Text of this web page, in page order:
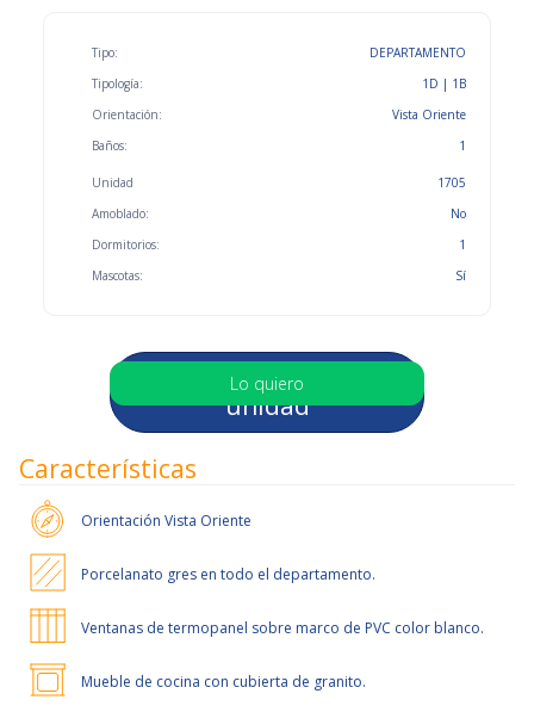
Tipo:
Tipología:
Orientación:
Baños:
DEPARTAMENTO
1D | 1B
Vista Oriente
1
Unidad
Amoblado:
Dormitorios:
Mascotas:
1705
No
1
Sí
Selecciona otra
unidad
Lo quiero
Características
Orientación Vista Oriente
Porcelanato gres en todo el departamento.
Ventanas de termopanel sobre marco de PVC color blanco.
Mueble de cocina con cubierta de granito.